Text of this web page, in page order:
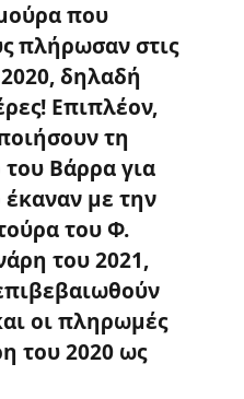
που
πλήρωσαν στις
δηλαδή
Επιπλέον,
τη
Βάρρα για
έκαναν με την
του Φ.
του 2021,
οι πληρωμές
του 2020 ως